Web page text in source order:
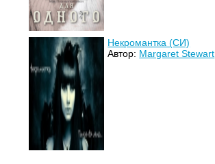
Некромантка (СИ)
Автор: Margaret Stewart